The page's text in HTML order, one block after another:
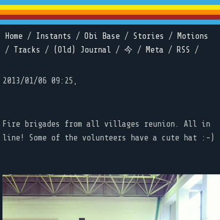
Home / Instants / Obi Base / Stories /
Motions
/ Tracks / (Old) Journal / 今 / Meta / RSS /
2013/01/06 09:25,
Fire brigades from all villages reunion. All in
line! Some of the volunteers have a cute hat :-)